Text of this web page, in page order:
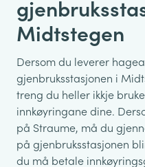
Midtstegen
Dersom du leverer
gjenbruksstasjonen i
treng du heller ikkje
innkøyringane dine.
på Straume, må du
på gjenbruksstasjonen
du må betale